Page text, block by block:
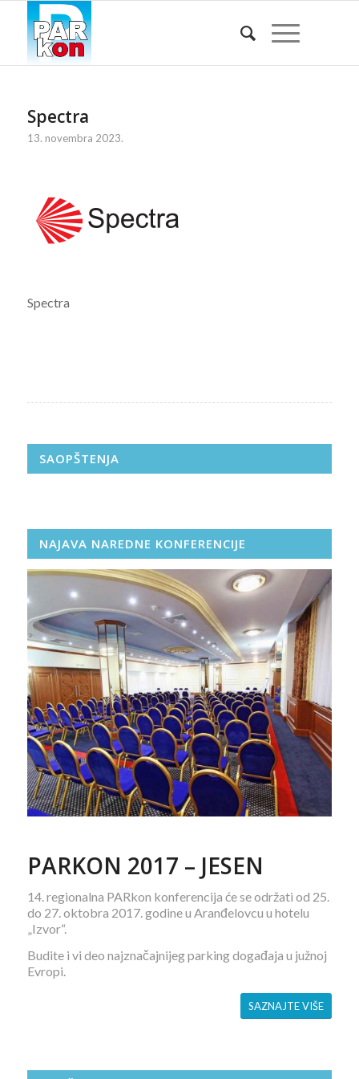
Spectra
13. novembra 2023.
Spectra
SAOPŠTENJA
NAJAVA NAREDNE KONFERENCIJE
PARKON 2017 – JESEN
14. regionalna PARkon konferencija će se održati od 25.
do 27. oktobra 2017. godine u Aranđelovcu u hotelu
„Izvor“.
Budite i vi deo najznačajnijeg parking događaja u južnoj
Evropi.
SAZNAJTE VIŠE